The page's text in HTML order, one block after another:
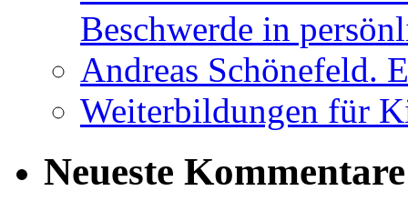
Beschwerde in
Andreas Schönefeld.
Weiterbildungen für
Neueste Kommentare